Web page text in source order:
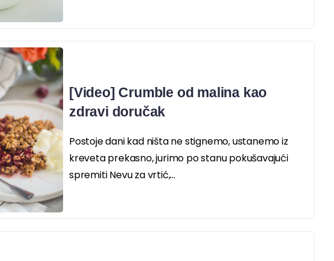
[Video] Crumble od malina kao
zdravi doručak
Postoje dani kad ništa ne stignemo, ustanemo iz
kreveta prekasno, jurimo po stanu pokušavajući
spremiti Nevu za vrtić,...